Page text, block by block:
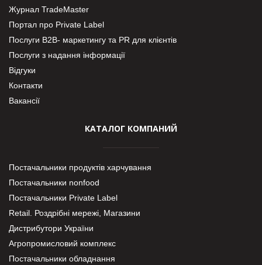
Журнал TradeMaster
Портал про Private Label
Послуги В2В- маркетингу та PR для клієнтів
Послуги з надання інформації
Відгуки
Контакти
Вакансії
КАТАЛОГ КОМПАНИЙ
Постачальники продуктів харчування
Постачальники nonfood
Постачальники Private Label
Retail. Роздрібні мережі, Магазини
Дистрибутори України
Агропромисловий комплекс
Постачальники обладнання